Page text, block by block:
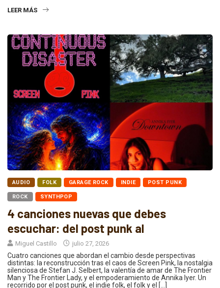
LEER MÁS
AUDIO FOLK GARAGE ROCK INDIE POST PUNK
ROCK SYNTHPOP
4 canciones nuevas que debes
escuchar: del post punk al
Miguel Castillo julio 27, 2026
Cuatro canciones que abordan el cambio desde perspectivas
distintas: la reconstrucción tras el caos de Screen Pink, la nostalgia
silenciosa de Stefan J. Selbert, la valentía de amar de The Frontier
Man y The Frontier Lady, y el empoderamiento de Annika Iyer. Un
recorrido por el post punk, el indie folk, el folk y el […]